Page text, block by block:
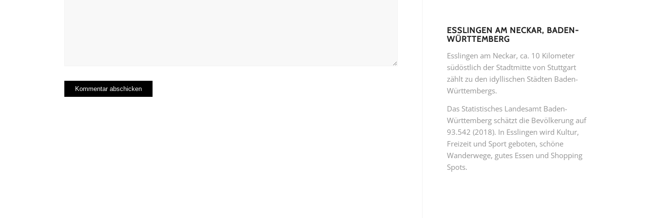
ESSLINGEN AM NECKAR, BADEN-
WÜRTTEMBERG
Esslingen am Neckar, ca. 10 Kilometer
südöstlich der Stadtmitte von Stuttgart
zählt zu den idyllischen Städten Baden-
Württembergs.
Das Statistisches Landesamt Baden-
Württemberg schätzt die Bevölkerung auf
93.542 (2018). In Esslingen wird Kultur,
Freizeit und Sport geboten, schöne
Wanderwege, gutes Essen und Shopping
Spots.